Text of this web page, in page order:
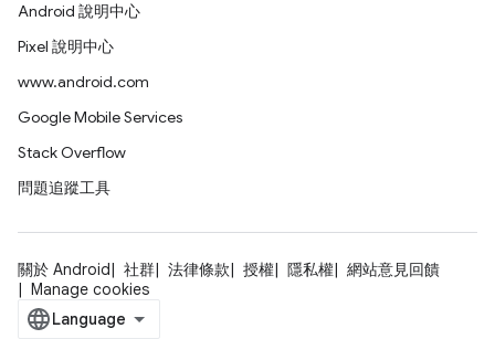
Android 說明中心
Pixel 說明中心
www.android.com
Google Mobile Services
Stack Overflow
問題追蹤工具
關於 Android 社群 法律條款 授權 隱私權
網站意見回饋
Manage cookies